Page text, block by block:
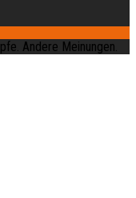
Andere Meinungen.